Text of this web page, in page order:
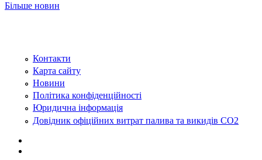
Більше новин
Контакти
Карта сайту
Новини
Політика конфіденційності
Юридична інформація
Довідник офіційних витрат палива та викидів СО2